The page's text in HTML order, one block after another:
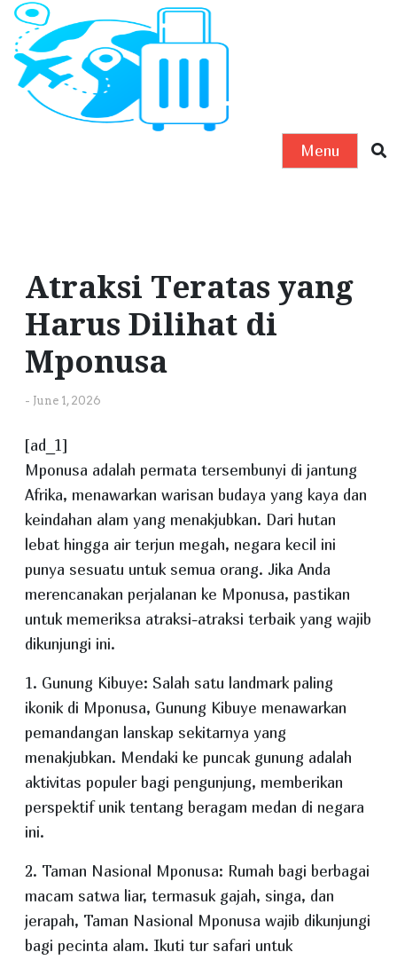
Menu
Atraksi Teratas yang
Harus Dilihat di
Mponusa
- June 1, 2026
[ad_1]
Mponusa adalah permata tersembunyi di jantung
Afrika, menawarkan warisan budaya yang kaya dan
keindahan alam yang menakjubkan. Dari hutan
lebat hingga air terjun megah, negara kecil ini
punya sesuatu untuk semua orang. Jika Anda
merencanakan perjalanan ke Mponusa, pastikan
untuk memeriksa atraksi-atraksi terbaik yang wajib
dikunjungi ini.
1. Gunung Kibuye: Salah satu landmark paling
ikonik di Mponusa, Gunung Kibuye menawarkan
pemandangan lanskap sekitarnya yang
menakjubkan. Mendaki ke puncak gunung adalah
aktivitas populer bagi pengunjung, memberikan
perspektif unik tentang beragam medan di negara
ini.
2. Taman Nasional Mponusa: Rumah bagi berbagai
macam satwa liar, termasuk gajah, singa, dan
jerapah, Taman Nasional Mponusa wajib dikunjungi
bagi pecinta alam. Ikuti tur safari untuk